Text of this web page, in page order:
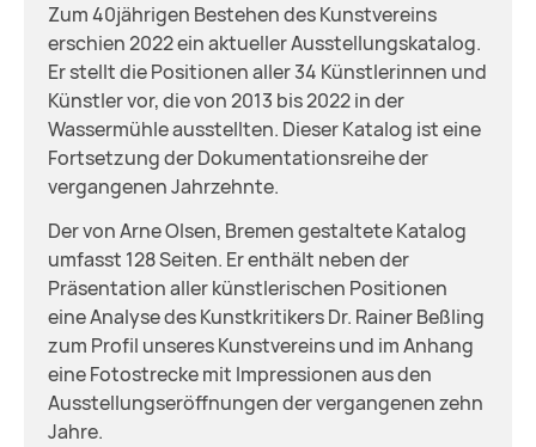
Zum 40jährigen Bestehen des Kunstvereins
erschien 2022 ein aktueller Ausstellungskatalog.
Er stellt die Positionen aller 34 Künstlerinnen und
Künstler vor, die von 2013 bis 2022 in der
Wassermühle ausstellten. Dieser Katalog ist eine
Fortsetzung der Dokumentationsreihe der
vergangenen Jahrzehnte.
Der von Arne Olsen, Bremen gestaltete Katalog
umfasst 128 Seiten. Er enthält neben der
Präsentation aller künstlerischen Positionen
eine Analyse des Kunstkritikers Dr. Rainer Beßling
zum Profil unseres Kunstvereins und im Anhang
eine Fotostrecke mit Impressionen aus den
Ausstellungseröffnungen der vergangenen zehn
Jahre.